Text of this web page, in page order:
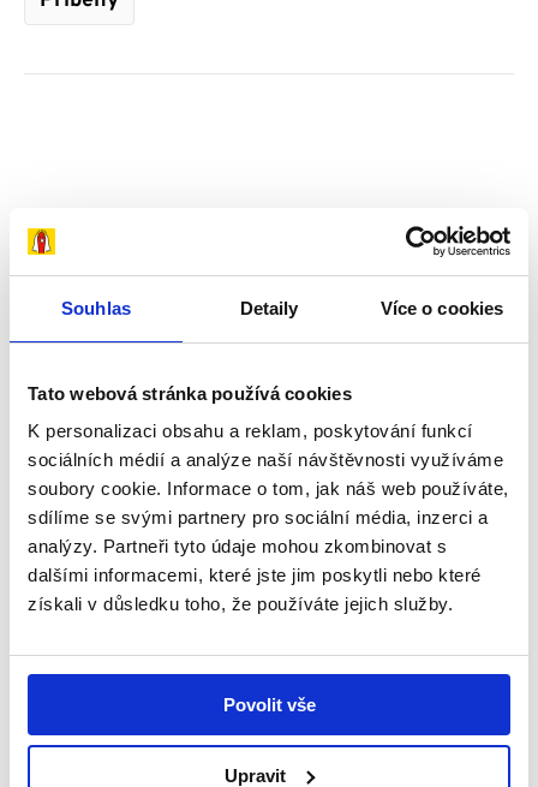
Souhlas Detaily Více o cookies
Tato webová stránka používá cookies
K personalizaci obsahu a reklam, poskytování funkcí
sociálních médií a analýze naší návštěvnosti využíváme
soubory cookie. Informace o tom, jak náš web používáte,
sdílíme se svými partnery pro sociální média, inzerci a
analýzy. Partneři tyto údaje mohou zkombinovat s
dalšími informacemi, které jste jim poskytli nebo které
získali v důsledku toho, že používáte jejich služby.
Povolit vše
Upravit
Příběhy